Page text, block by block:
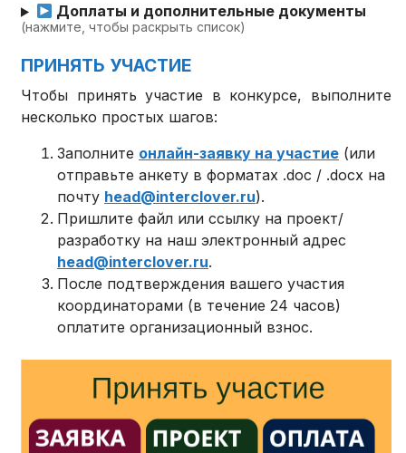
Доплаты и дополнительные документы
(нажмите, чтобы раскрыть список)
ПРИНЯТЬ УЧАСТИЕ
Чтобы принять участие в конкурсе, выполните
несколько простых шагов:
Заполните онлайн-заявку на участие (или
отправьте анкету в форматах .doc / .docx на
почту head@interclover.ru).
Пришлите файл или ссылку на проект/
разработку на наш электронный адрес
head@interclover.ru.
После подтверждения вашего участия
координаторами (в течение 24 часов)
оплатите организационный взнос.